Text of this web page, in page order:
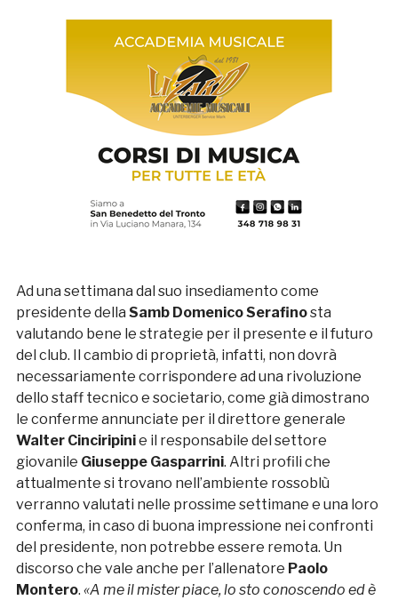
Ad una settimana dal suo insediamento come
presidente della Samb Domenico Serafinosta
valutando bene le strategie per il presente e il futuro
del club. Il cambio di proprietà, infatti, non dovrà
necessariamente corrispondere ad una rivoluzione
dello staff tecnico e societario, come già dimostrano
le conferme annunciate per il direttore generale
Walter Cinciripinie il responsabile del settore
giovanile Giuseppe Gasparrini. Altri profili che
attualmente si trovano nell’ambiente rossoblù
verranno valutati nelle prossime settimane e una loro
conferma, in caso di buona impressione nei confronti
del presidente, non potrebbe essere remota. Un
discorso che vale anche per l’allenatore Paolo
Montero. «A me il mister piace, lo sto conoscendo ed è